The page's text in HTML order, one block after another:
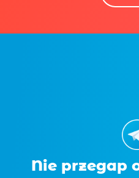
Nie przegap